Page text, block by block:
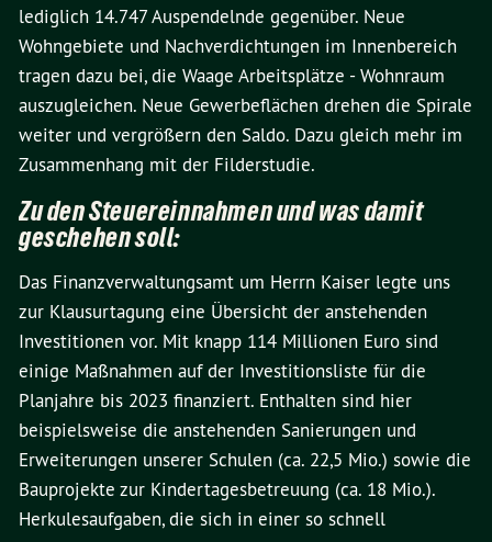
lediglich 14.747 Auspendelnde gegenüber. Neue
Wohngebiete und Nachverdichtungen im Innenbereich
tragen dazu bei, die Waage Arbeitsplätze - Wohnraum
auszugleichen. Neue Gewerbeflächen drehen die Spirale
weiter und vergrößern den Saldo. Dazu gleich mehr im
Zusammenhang mit der Filderstudie.
Zu den Steuereinnahmen und was damit
geschehen soll:
Das Finanzverwaltungsamt um Herrn Kaiser legte uns
zur Klausurtagung eine Übersicht der anstehenden
Investitionen vor. Mit knapp 114 Millionen Euro sind
einige Maßnahmen auf der Investitionsliste für die
Planjahre bis 2023 finanziert. Enthalten sind hier
beispielsweise die anstehenden Sanierungen und
Erweiterungen unserer Schulen (ca. 22,5 Mio.) sowie die
Bauprojekte zur Kindertagesbetreuung (ca. 18 Mio.).
Herkulesaufgaben, die sich in einer so schnell